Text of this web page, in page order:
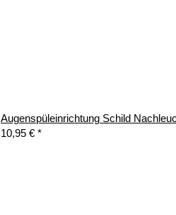
Augenspüleinrichtung Schild
10,95 € *